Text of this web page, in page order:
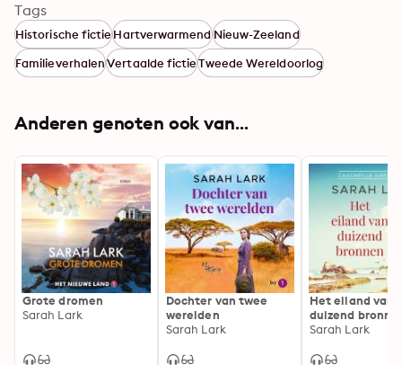
Tags
Historische fictieHartverwarmendNieuw-Zeeland
FamilieverhalenVertaalde fictieTweede Wereldoorlog
Anderen genoten ook van...
Grote dromen
Sarah Lark
Dochter van twee
werelden
Sarah Lark
Het eiland van
duizend
Sarah Lark